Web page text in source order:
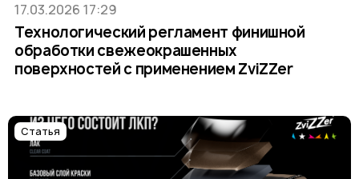
17.03.2026 17:29
Технологический регламент финишной
обработки свежеокрашенных
поверхностей с применением ZviZZer
Статья